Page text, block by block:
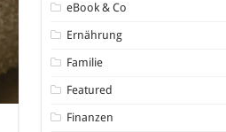
eBook & Co
Ernährung
Familie
Featured
Finanzen